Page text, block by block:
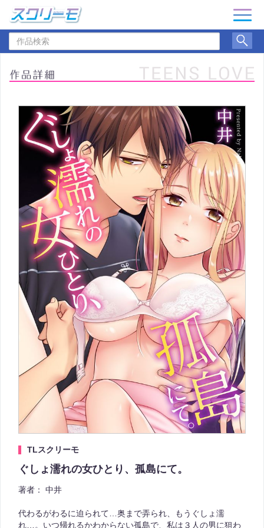
品
索
ナ
ゲ
ー
ョ
ン
TLスクリーモ
ぐしょ濡れの女ひとり、孤島にて。
著者： 中井
代わるがわるに迫られて…奥まで弄られ、もうぐしょ濡
れ…。いつ帰れるかわからない孤島で、私は３人の男に狙わ